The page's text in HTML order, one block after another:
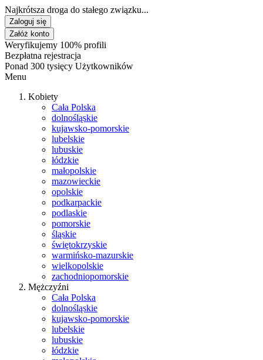
Najkrótsza droga do stałego związku...
Zaloguj się
Załóż konto
Weryfikujemy 100% profili
Bezpłatna rejestracja
Ponad 300 tysięcy Użytkowników
Menu
Kobiety
Cała Polska
dolnośląskie
kujawsko-pomorskie
lubelskie
lubuskie
łódzkie
małopolskie
mazowieckie
opolskie
podkarpackie
podlaskie
pomorskie
śląskie
świętokrzyskie
warmińsko-mazurskie
wielkopolskie
zachodniopomorskie
Mężczyźni
Cała Polska
dolnośląskie
kujawsko-pomorskie
lubelskie
lubuskie
łódzkie